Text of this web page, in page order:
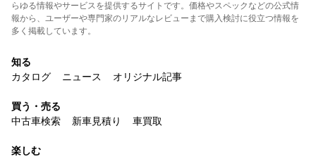
らゆる情報やサービスを提供するサイトです。価格やスペックなどの公式情
報から、ユーザーや専門家のリアルなレビューまで購入検討に役立つ情報を
多く掲載しています。
知る
カタログ
ニュース オリジナル記事
買う・売る
中古車検索
新車見積り 車買取
楽しむ